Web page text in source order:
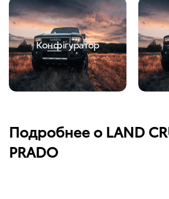
Конфігуратор
Подробнее о LAND
PRADO